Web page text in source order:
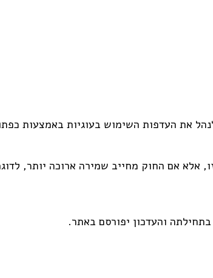
את העדפות השימוש בעוגיות באמצעות
אלא אם החוק מחייב שמירה ארוכה יותר,
והעדכון יפורסם באתר.